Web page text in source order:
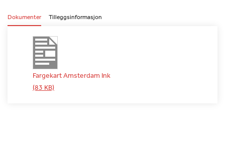
Dokumenter Tilleggsinformasjon
Fargekart Amsterdam Ink
(83 KB)